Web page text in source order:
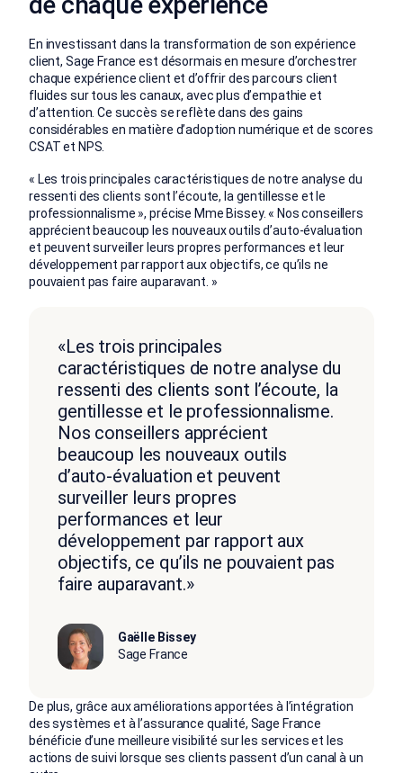
En investissant dans la transformation de son expérience
client, Sage France est désormais en mesure d’orchestrer
chaque expérience client et d’offrir des parcours client
fluides sur tous les canaux, avec plus d’empathie et
d’attention. Ce succès se reflète dans des gains
considérables en matière d’adoption numérique et de scores
CSAT et NPS.
« Les trois principales caractéristiques de notre analyse du
ressenti des clients sont l’écoute, la gentillesse et le
professionnalisme », précise Mme Bissey. « Nos conseillers
apprécient beaucoup les nouveaux outils d’auto-évaluation
et peuvent surveiller leurs propres performances et leur
développement par rapport aux objectifs, ce qu’ils ne
pouvaient pas faire auparavant. »
«Les trois principales
caractéristiques de notre analyse du
ressenti des clients sont l’écoute, la
gentillesse et le professionnalisme.
Nos conseillers apprécient
beaucoup les nouveaux outils
d’auto-évaluation et peuvent
surveiller leurs propres
performances et leur
développement par rapport aux
objectifs, ce qu’ils ne pouvaient pas
faire auparavant.»
Gaëlle Bissey
Sage France
De plus, grâce aux améliorations apportées à l’intégration
des systèmes et à l’assurance qualité, Sage France
bénéficie d’une meilleure visibilité sur les services et les
actions de suivi lorsque ses clients passent d’un canal à un